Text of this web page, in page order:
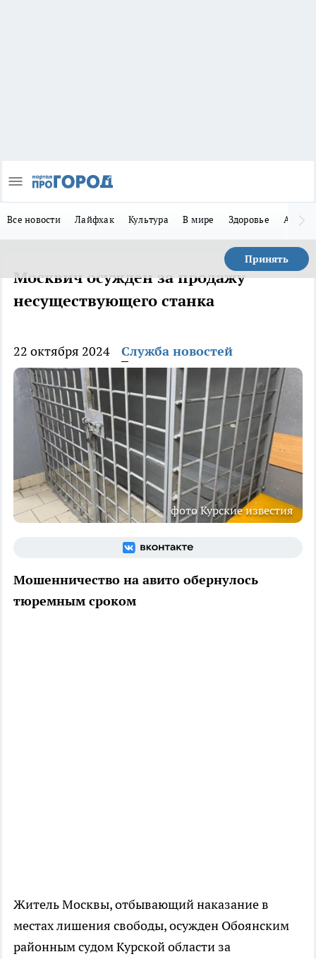
Все новости Лайфхак Культура В мире Здоровье Авто
Принять
Москвич осужден за продажу
несуществующего станка
22 октября 2024 Служба новостей
фото Курские известия
Мошенничество на авито обернулось
тюремным сроком
Житель Москвы, отбывающий наказание в
местах лишения свободы, осужден Обоянским
районным судом Курской области за